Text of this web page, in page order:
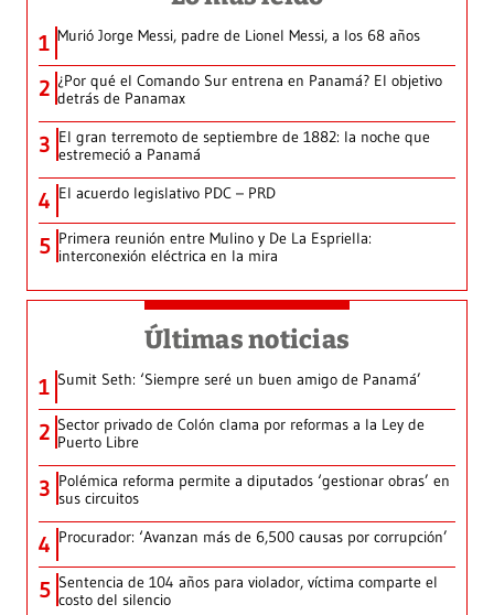
1 Murió Jorge Messi, padre de Lionel Messi, a los 68 años
2 ¿Por qué el Comando Sur entrena en Panamá? El objetivo
detrás de Panamax
3 El gran terremoto de septiembre de 1882: la noche que
estremeció a Panamá
4 El acuerdo legislativo PDC – PRD
5 Primera reunión entre Mulino y De La Espriella:
interconexión eléctrica en la mira
Últimas noticias
1 Sumit Seth: ‘Siempre seré un buen amigo de Panamá’
2 Sector privado de Colón clama por reformas a la Ley de
Puerto Libre
3 Polémica reforma permite a diputados ‘gestionar obras’ en
sus circuitos
4 Procurador: ‘Avanzan más de 6,500 causas por corrupción’
5 Sentencia de 104 años para violador, víctima comparte el
costo del silencio